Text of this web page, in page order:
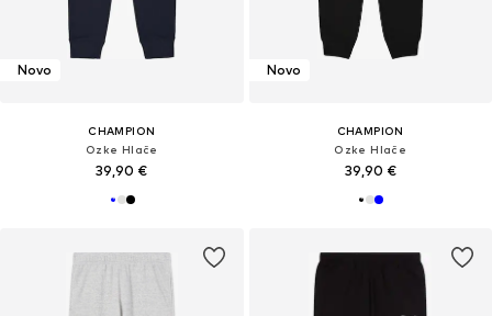
Novo
CHAMPION
Ozke Hlače
39,90 €
Novo
CHAMPION
Ozke Hlače
39,90 €